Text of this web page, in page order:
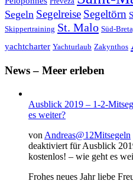
Segeln Segelreise Segeltörn
Skippertraining St. Malo Süd-
yachtcharter Yachturlaub Zakynthos
News – Meer erleben
Ausblick 2019 – 1-2-
es weiter?
von Andreas@12Mitsegeln
deaktiviert für Ausblick
kostenlos! – wie geht es
Frohes neues Jahr liebe